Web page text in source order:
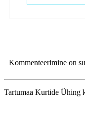
Kommenteerimine on
Tartumaa Kurtide Ühing